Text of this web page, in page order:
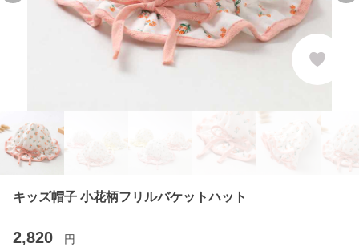
キッズ帽子 小花柄フリルバケットハット
2,820 円